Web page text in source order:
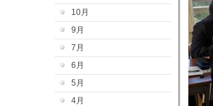
10月
9月
7月
6月
5月
4月